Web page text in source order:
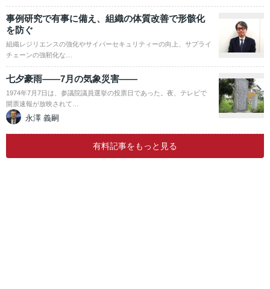
事例研究で有事に備え、組織の体質改善で形骸化
を防ぐ
組織レジリエンスの強化やサイバーセキュリティーの向上、サプライ
チェーンの強靭化な…
七夕豪雨――7月の気象災害――
1974年7月7日は、参議院議員選挙の投票日であった。夜、テレビで
開票速報が放映されて…
永澤 義嗣
有料記事をもっと見る